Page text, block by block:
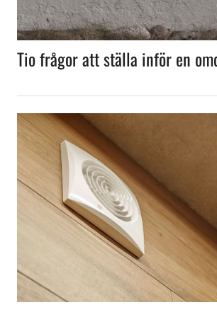
Tio frågor att ställa inför en